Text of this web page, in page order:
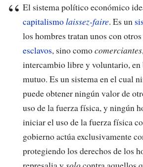
El sistema político económico
capitalismolaissez-faire. Es un
los hombres tratan unos con
esclavos, sino comocomerciantes
intercambio libre y voluntario, en
mutuo. Es un sistema en el cual
puede obtener ningún valor de
uso de la fuerza física, y ningún
iniciar el uso de la fuerza física
gobierno actúa exclusivamente
protegiendo los derechos de los